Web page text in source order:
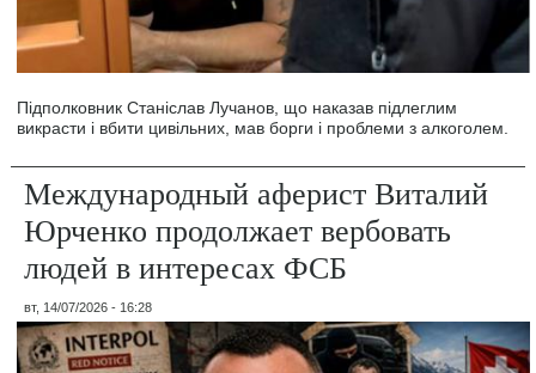
Підполковник Станіслав Лучанов, що наказав підлеглим
викрасти і вбити цивільних, мав борги і проблеми з алкоголем.
Международный аферист Виталий
Юрченко продолжает вербовать
людей в интересах ФСБ
вт, 14/07/2026 - 16:28